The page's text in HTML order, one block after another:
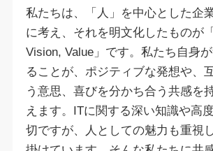
私たちは、「人」を中心とした企
に考え、それを明文化したものが
Vision, Value」です。私たち自身
ることが、ポジティブな発想や、
う意思、喜びを分かち合う共感を
えます。ITに関する深い知識や高
切ですが、人としての魅力も重視